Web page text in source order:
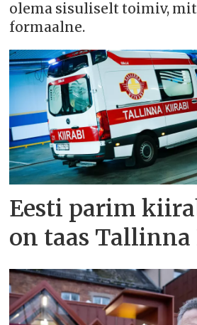
olema sisuliselt toimiv,
formaalne.
Eesti parim
on taas